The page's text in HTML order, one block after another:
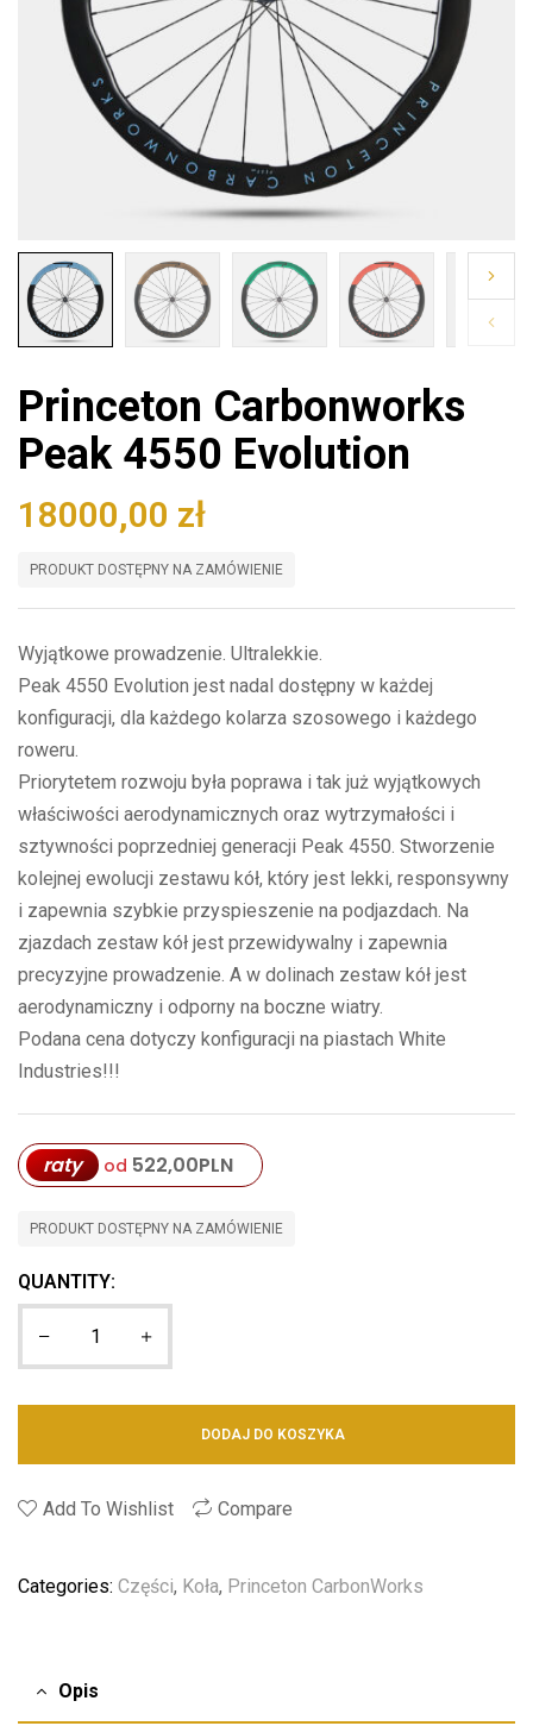
Princeton Carbonworks
Peak 4550 Evolution
18000,00 zł
PRODUKT DOSTĘPNY NA ZAMÓWIENIE
Wyjątkowe prowadzenie. Ultralekkie.
Peak 4550 Evolution jest nadal dostępny w każdej
konfiguracji, dla każdego kolarza szosowego i każdego
roweru.
Priorytetem rozwoju była poprawa i tak już wyjątkowych
właściwości aerodynamicznych oraz wytrzymałości i
sztywności poprzedniej generacji Peak 4550. Stworzenie
kolejnej ewolucji zestawu kół, który jest lekki, responsywny
i zapewnia szybkie przyspieszenie na podjazdach. Na
zjazdach zestaw kół jest przewidywalny i zapewnia
precyzyjne prowadzenie. A w dolinach zestaw kół jest
aerodynamiczny i odporny na boczne wiatry.
Podana cena dotyczy konfiguracji na piastach White
Industries!!!
raty od 522,00PLN
PRODUKT DOSTĘPNY NA ZAMÓWIENIE
QUANTITY:
DODAJ DO KOSZYKA
Add To Wishlist Compare
Categories: Części, Koła, Princeton CarbonWorks
Opis